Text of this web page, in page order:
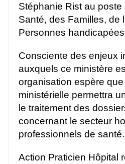
Stéphanie Rist au poste
Santé, des Familles, de
Personnes
Consciente des enjeux
auxquels ce ministère
organisation espère
ministérielle permettra
le traitement des
concernant le secteur
professionnels de santé.
Action Praticien Hôpital